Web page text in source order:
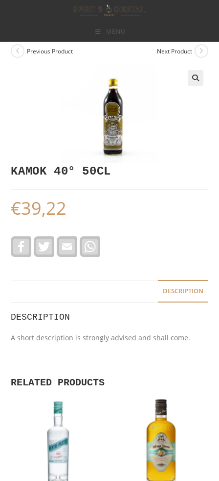
MENU
Previous Product Next Product
KAMOK 40° 50CL
€39,22
c
T
i
E
a
a
DESCRIPTION
DESCRIPTION
A short description is strongly advised and shall come.
RELATED PRODUCTS